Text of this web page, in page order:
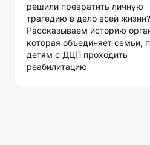
решили превратить личную
трагедию в дело всей жизни?
Рассказываем историю
которая объединяет семьи,
детям с ДЦП проходить
реабилитацию